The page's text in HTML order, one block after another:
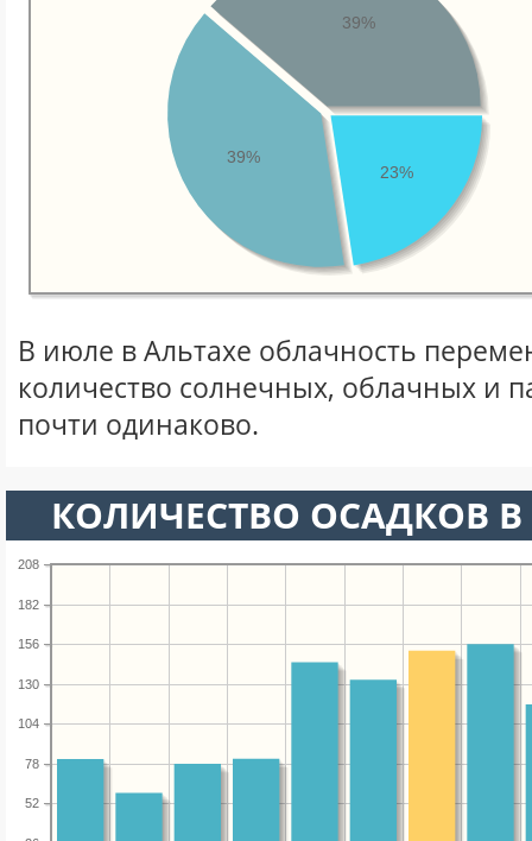
23%
39%
39%
В июле в Альтахе облачность
количество солнечных, облачных и
почти одинаково.
КОЛИЧЕСТВО ОСАДКОВ
52
78
104
130
156
182
208